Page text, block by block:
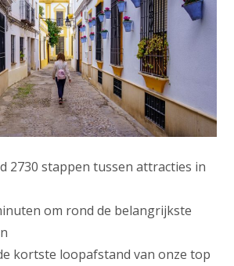
2730 stappen tussen attracties in
om rond de belangrijkste
kortste loopafstand van onze top